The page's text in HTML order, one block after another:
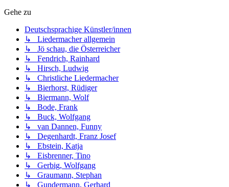
Gehe zu
Deutschsprachige Künstler/innen
↳ Liedermacher allgemein
↳ Jö schau, die Österreicher
↳ Fendrich, Rainhard
↳ Hirsch, Ludwig
↳ Christliche Liedermacher
↳ Bierhorst, Rüdiger
↳ Biermann, Wolf
↳ Bode, Frank
↳ Buck, Wolfgang
↳ van Dannen, Funny
↳ Degenhardt, Franz Josef
↳ Ebstein, Katja
↳ Eisbrenner, Tino
↳ Gerbig, Wolfgang
↳ Graumann, Stephan
↳ Gundermann, Gerhard